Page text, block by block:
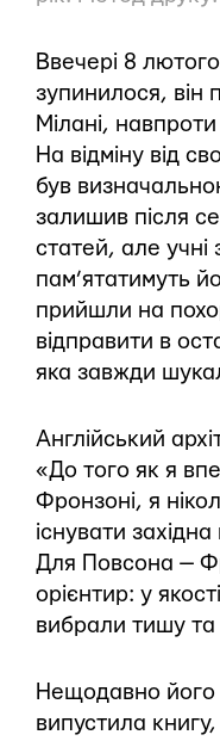
Ввечері 8
зупинилося, він
Мілані,
На відміну від
був
залишив після
статей, але
пам’ятатимуть
прийшли на
відправити в
яка завжди
Англійський
«До того як я
Фронзоні, я
існувати західна
Для Повсона —
орієнтир: у
вибрали тишу та
Нещодавно його
випустила